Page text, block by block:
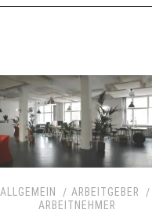
ALLGEMEIN
ARBEITGEBER
ARBEITNEHMER